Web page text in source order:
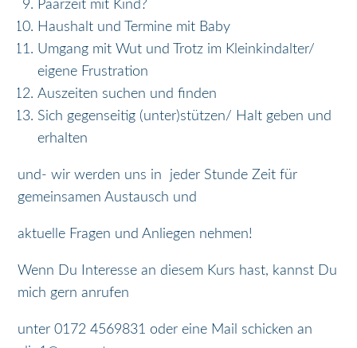
Paarzeit mit Kind?
Haushalt und Termine mit Baby
Umgang mit Wut und Trotz im Kleinkindalter/
eigene Frustration
Auszeiten suchen und finden
Sich gegenseitig (unter)stützen/ Halt geben und
erhalten
und- wir werden uns in jeder Stunde Zeit für
gemeinsamen Austausch und
aktuelle Fragen und Anliegen nehmen!
Wenn Du Interesse an diesem Kurs hast, kannst Du
mich gern anrufen
unter 0172 4569831 oder eine Mail schicken an